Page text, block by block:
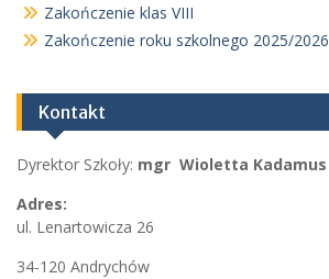
Zakończenie klas VIII
Zakończenie roku szkolnego 2025/2026
Kontakt
Dyrektor Szkoły: mgr Wioletta Kadamus
Adres:
ul. Lenartowicza 26
34-120 Andrychów